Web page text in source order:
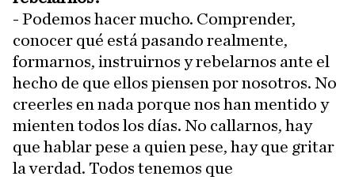
- Podemos hacer mucho. Comprender,
conocer qué está pasando realmente,
formarnos, instruirnos y rebelarnos ante el
hecho de que ellos piensen por nosotros. No
creerles en nada porque nos han mentido y
mienten todos los días. No callarnos, hay
que hablar pese a quien pese, hay que gritar
la verdad. Todos tenemos que